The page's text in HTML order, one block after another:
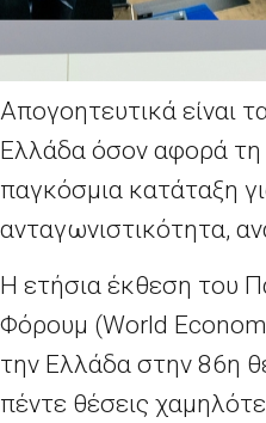
Απογοητευτικά είναι
Ελλάδα όσον αφορά
παγκόσμια κατάταξη
ανταγωνιστικότητα,
Η ετήσια έκθεση του
Φόρουμ (World
την Ελλάδα στην 86η
πέντε θέσεις